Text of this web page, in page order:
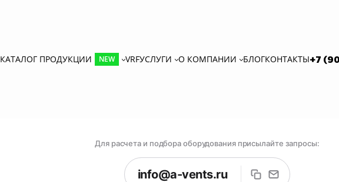
КАТАЛОГ ПРОДУКЦИИ NEW VRFУСЛУГИ О КОМПАНИИ БЛОГКОНТАКТЫ+7
Для расчета и подбора оборудования присылайте запросы:
info@a-vents.ru